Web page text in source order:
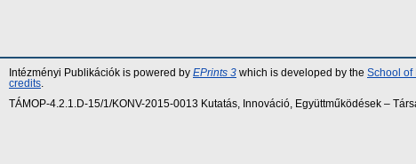
Intézményi Publikációk is powered by EPrints 3 which is developed by the School of
credits
TÁMOP-4.2.1.D-15/1/KONV-2015-0013 Kutatás, Innováció, Együttműködések –